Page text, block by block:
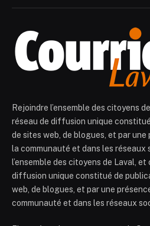
Rejoindre l’ensemble des citoyens
réseau de diffusion unique
de sites web, de blogues, et par
la communauté et dans les réseaux
l’ensemble des citoyens de Laval,
diffusion unique constitué de
web, de blogues, et par une
communauté et dans les réseaux